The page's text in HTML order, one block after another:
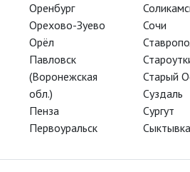
– премьера
трудами
Оренбург
Орехово-Зуево
Орёл
Павловск
(Воронежская
обл.)
Пенза
Первоуральск
Сочи
Старый
Суздаль
Сургут